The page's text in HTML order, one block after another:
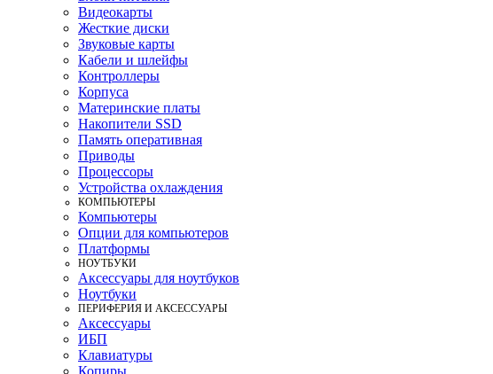
Видеокарты
Жесткие диски
Звуковые карты
Кабели и шлейфы
Контроллеры
Корпуса
Материнские платы
Накопители SSD
Память оперативная
Приводы
Процессоры
Устройства охлаждения
КОМПЬЮТЕРЫ
Компьютеры
Опции для компьютеров
Платформы
НОУТБУКИ
Аксессуары для ноутбуков
Ноутбуки
ПЕРИФЕРИЯ И АКСЕССУАРЫ
Аксессуары
ИБП
Клавиатуры
Копиры